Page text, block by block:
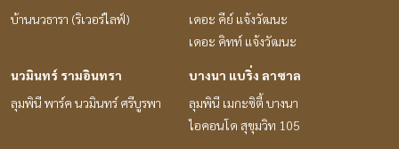
บ้านนวธารา (ริเวอร์ไลฟ์)
เดอะ คีย์ แจ้งวัฒนะ
เดอะ คิทท์ แจ้งวัฒนะ
นวมินทร์ รามอินทรา
ลุมพินี พาร์ค นวมินทร์ ศรีบูรพา
บางนา แบริ่ง ลาซาล
ลุมพินี เมกะซิตี้ บางนา
ไอคอนโด สุขุมวิท 105